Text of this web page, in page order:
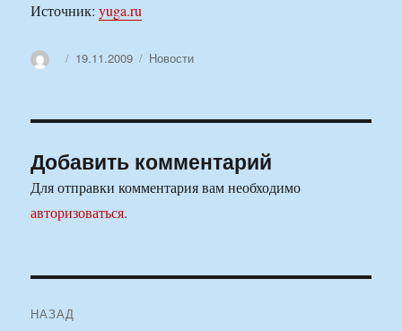
Источник:yuga.ru
АвторОпубликовано
19.11.2009 Рубрики
Новости
Добавить комментарий
Для отправки комментария вам необходимо
авторизоваться.
НАЗАД